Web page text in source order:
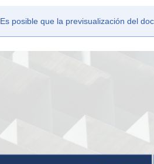
Es posible que la previsualización del